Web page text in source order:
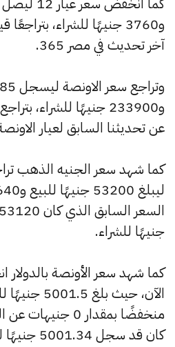
آخر تحديث في مصر 365.
عن تحديثنا السابق لعيار
جنيهًا للشراء.
كما شهد سعر الأونصة
منخفضًا بمقدار 0
كان قد سجل 5001.34 جنيهًا للبيع و 0 جنيهًا للشراء.